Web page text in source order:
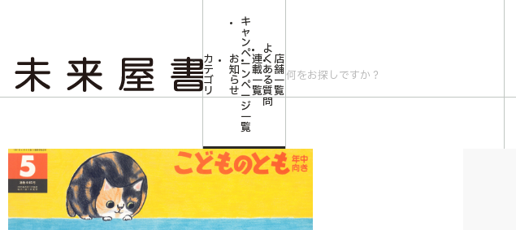
カ
テ
ゴ
リ
お
知
ら
せ
キ
ャ
ン
ペ
ー
ン
ペ
ー
ジ
一
覧
連
載
一
覧
よ
く
あ
る
質
問
店
舗
一
覧
<こどものとも年中向き>ミミちゃんはどこ？2023年05月号